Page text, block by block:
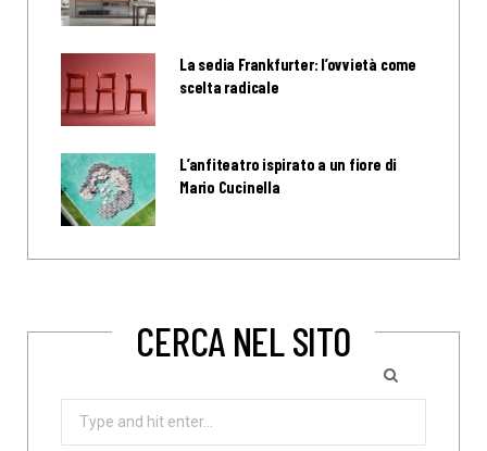
La sedia Frankfurter: l’ovvietà come
scelta radicale
L’anfiteatro ispirato a un fiore di
Mario Cucinella
CERCA NEL SITO
Search